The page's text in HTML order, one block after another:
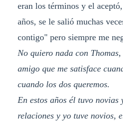
eran los términos y el
años, se le salió muchas
contigo" pero siempre me
No quiero nada con
amigo que me satisface
cuando los dos queremos.
En estos años él tuvo novias
relaciones y yo tuve novios,